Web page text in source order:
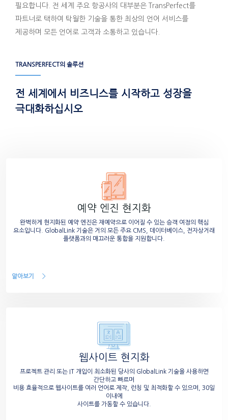
필요합니다. 전 세계 주요 항공사의 대부분은 TransPerfect를
파트너로 택하여 탁월한 기술을 통한 최상의 언어 서비스를
제공하며 모든 언어로 고객과 소통하고 있습니다.
TRANSPERFECT의 솔루션
전 세계에서 비즈니스를 시작하고 성장을
극대화하십시오
예약 엔진 현지화
완벽하게 현지화된 예약 엔진은 재예약으로 이어질 수 있는 승객 여정의 핵심
요소입니다. GlobalLink 기술은 거의 모든 주요 CMS, 데이터베이스, 전자상거래
플랫폼과의 매끄러운 통합을 지원합니다.
알아보기
웹사이트 현지화
프로젝트 관리 또는 IT 개입이 최소화된 당사의 GlobalLink 기술을 사용하면
간단하고 빠르며
비용 효율적으로 웹사이트를 여러 언어로 제작, 런칭 및 최적화할 수 있으며, 30일
이내에
사이트를 가동할 수 있습니다.